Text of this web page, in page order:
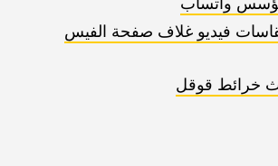
فيديو غلاف صفحة الفيس
خرائط قوقل